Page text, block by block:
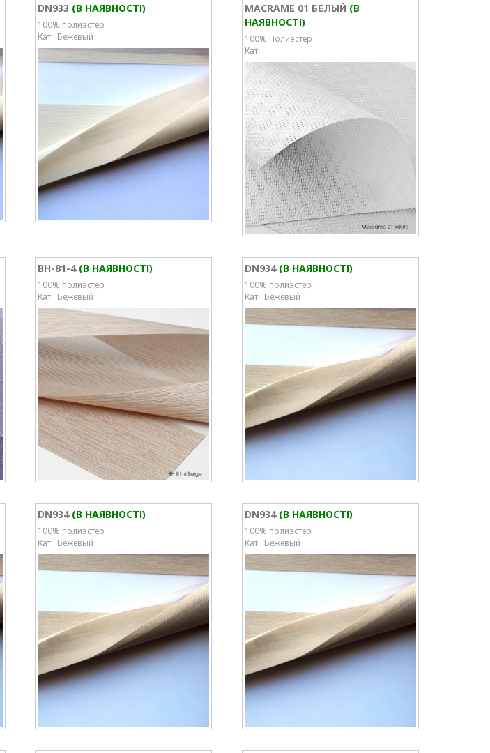
DN933 (В НАЯВНОСТІ)
100% полиэстер
Кат.: Бежевый
MACRAME 01 БЕЛЫЙ (В
НАЯВНОСТІ)
100% Полиэстер
Кат.:
BH-81-4 (В НАЯВНОСТІ)
100% полиэстер
Кат.: Бежевый
DN934 (В НАЯВНОСТІ)
100% полиэстер
Кат.: Бежевый
DN934 (В НАЯВНОСТІ)
100% полиэстер
Кат.: Бежевый
DN934 (В НАЯВНОСТІ)
100% полиэстер
Кат.: Бежевый